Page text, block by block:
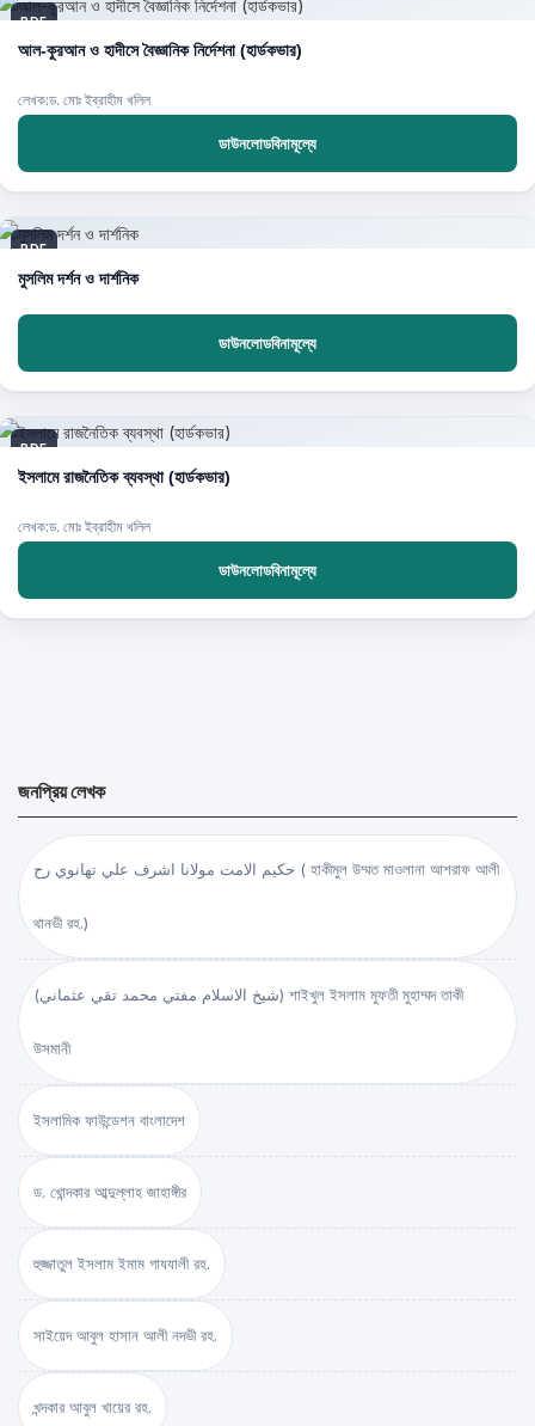
PDF
আল-কুরআন ও হাদীসে বৈজ্ঞানিক নির্দেশনা (হার্ডকভার)
লেখক:ড. মোঃ ইব্রাহীম খলিল
ডাউনলোডবিনামূল্যে
PDF
মুসলিম দর্শন ও দার্শনিক
ডাউনলোডবিনামূল্যে
PDF
ইসলামে রাজনৈতিক ব্যবস্থা (হার্ডকভার)
লেখক:ড. মোঃ ইব্রাহীম খলিল
ডাউনলোডবিনামূল্যে
জনপ্রিয় লেখক
حكيم الامت مولانا اشرف علي تهانوي رح ( হাকীমুল উম্মত মাওলানা আশরাফ আলী
থানভী রহ.)
(شيخ الاسلام مفتي محمد تقي عثماني) শাইখুল ইসলাম মুফতী মুহাম্মদ তাকী
উসমানী
ইসলামিক ফাউন্ডেশন বাংলাদেশ
ড. খোন্দকার আব্দুল্লাহ জাহাঙ্গীর
হুজ্জাতুল ইসলাম ইমাম গাযযালী রহ.
সাইয়েদ আবুল হাসান আলী নদভী রহ.
খন্দকার আবুল খায়ের রহ.